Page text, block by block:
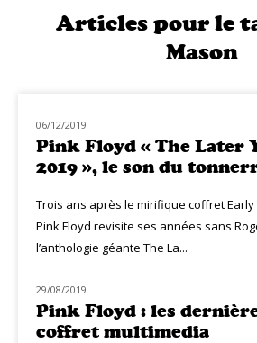
Articles pour le
Mason
NOUVEAUTÉS
06/12/2019
Pink Floyd « The Later
2019 », le son du
Trois ans après le mirifique coffret Early
Pink Floyd revisite ses années sans
l’anthologie géante The La...
NOUVEAUTÉS
29/08/2019
Pink Floyd : les
coffret multimedia